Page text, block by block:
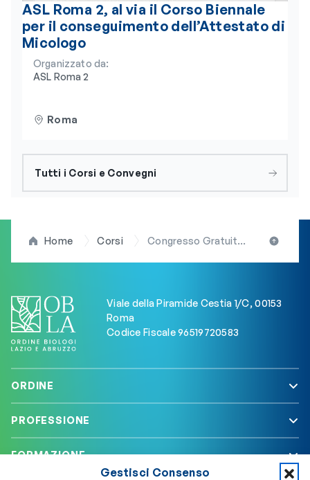
Gestisci Consenso
ASL Roma 2, al via il Corso Biennale
per il conseguimento dell’Attestato di
Micologo
Organizzato da:
ASL Roma 2
Roma
Tutti i Corsi e Convegni
Home Corsi Congresso Gratuito: “Alimentazione, Nutrizione e Salute: una Relazione Complessa”
Viale della Piramide Cestia 1/C, 00153
Roma
Codice Fiscale 96519720583
ORDINE
PROFESSIONE
FORMAZIONE